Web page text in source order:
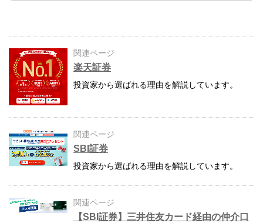
関連ページ
楽天証券
投資家から選ばれる理由を解説しています。
関連ページ
SBI証券
投資家から選ばれる理由を解説しています。
関連ページ
【SBI証券】三井住友カード経由の仲介口